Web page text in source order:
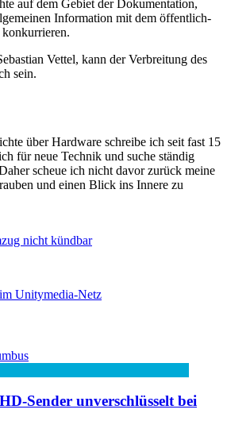
auf dem Gebiet der Dokumentation,
Information mit dem öffentlich-
Vettel, kann der Verbreitung des
sein.
über Hardware schreibe ich seit fast 15
für neue Technik und suche ständig
scheue ich nicht davor zurück meine
und einen Blick ins Innere zu
nicht kündbar
Unitymedia-Netz
Sender unverschlüsselt bei